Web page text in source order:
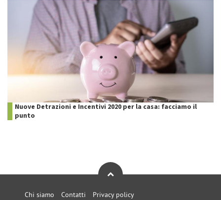
Nuove Detrazioni e Incentivi 2020 per la casa: facciamo il
punto
Chi siamo Contatti
Privacy policy